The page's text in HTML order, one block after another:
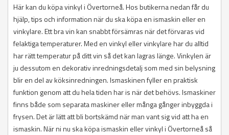
Här kan du köpa vinkyl i Övertorneå. Hos butikerna nedan får du
hjälp, tips och information när du ska köpa en ismaskin eller en
vinkylare. Ett bra vin kan snabbt försämras när det förvaras vid
felaktiga temperaturer. Med en vinkyl eller vinkylare har du alltid
har rätt temperatur på ditt vin så det kan lagras länge. Vinkylen är
ju dessutom en dekorativ inredningsdetalj som med sin belysning
blir en del av köksinredningen. Ismaskinen fyller en praktisk
funktion genom att du hela tiden har is när det behövs. Ismaskiner
finns både som separata maskiner eller många gånger inbyggda i
frysen. Det är lätt att bli bortskämd när man vant sig vid att ha en
ismaskin. När ni nu ska köpa ismaskin eller vinkyl i Övertorneå så